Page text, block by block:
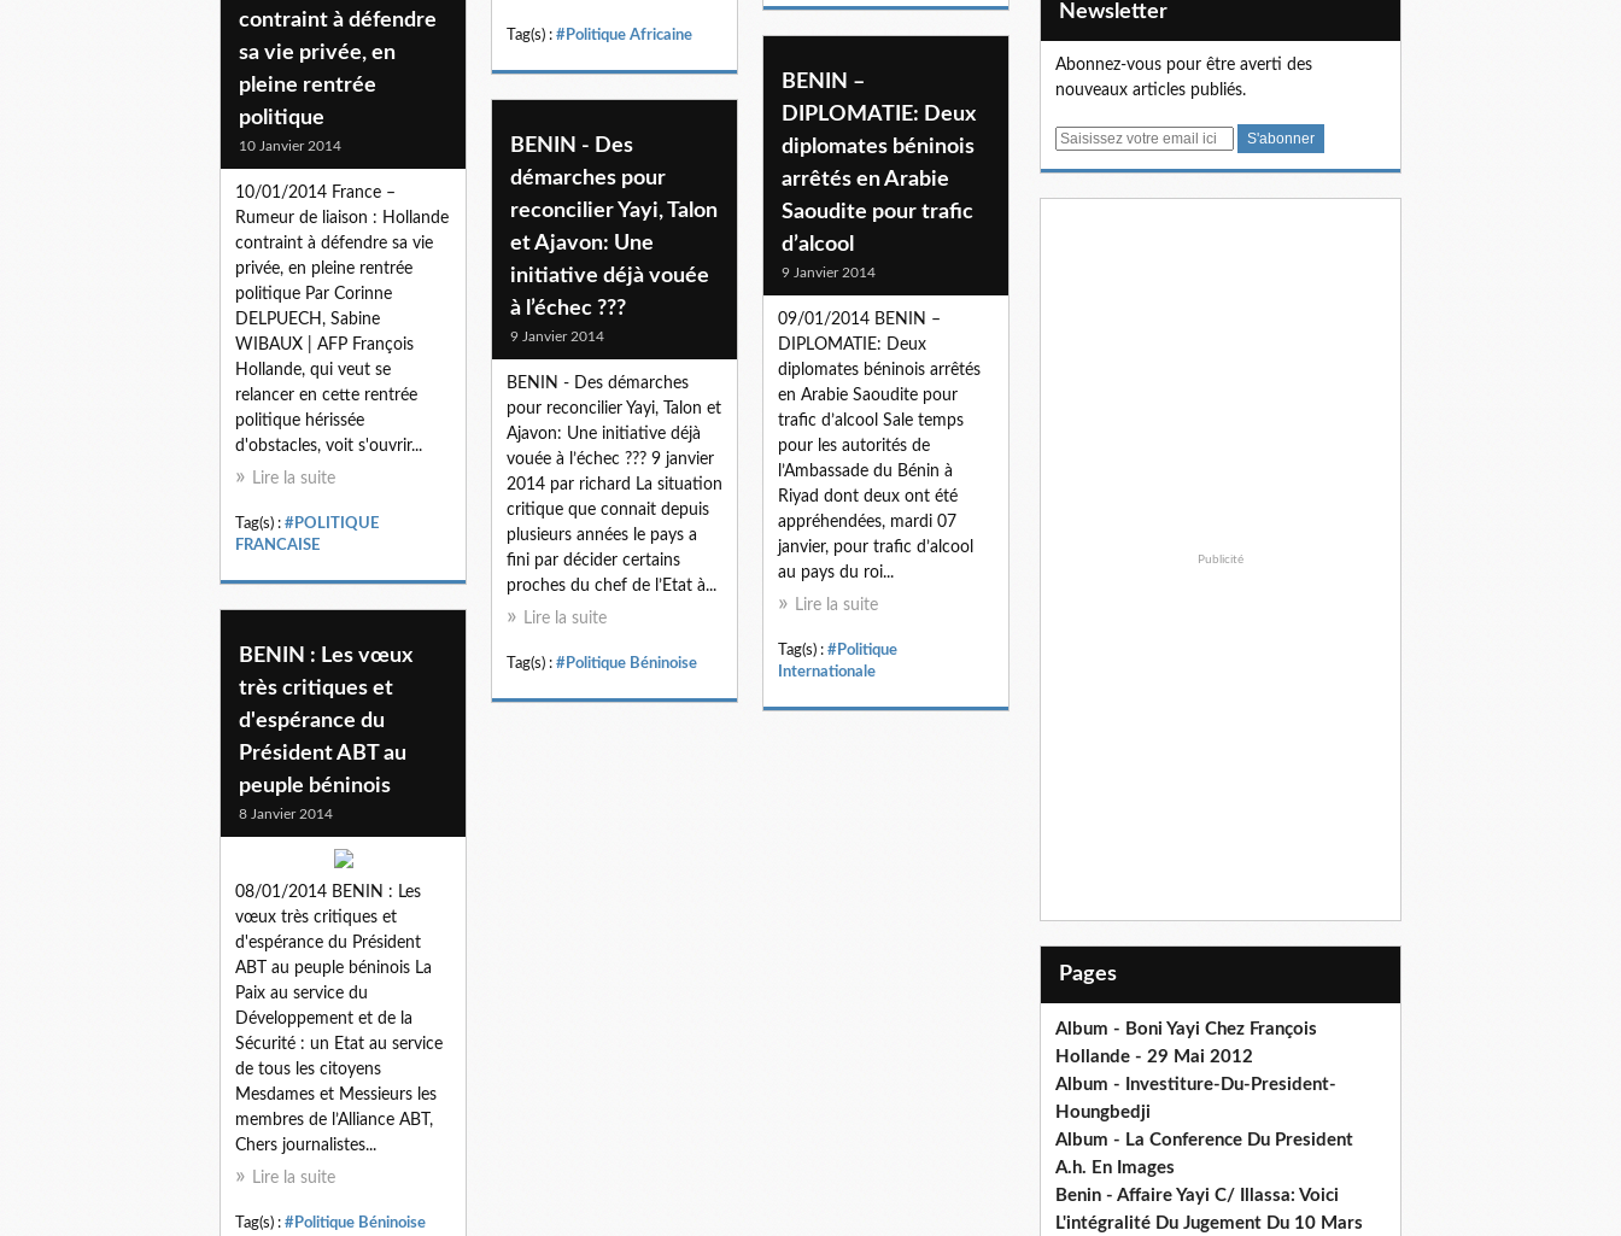
Tag(s) : #Politique Africaine
contraint à défendre
sa vie privée, en
pleine rentrée
politique
10 Janvier 2014
10/01/2014 France –
Rumeur de liaison : Hollande
contraint à défendre sa vie
privée, en pleine rentrée
politique Par Corinne
DELPUECH, Sabine
WIBAUX | AFP François
Hollande, qui veut se
relancer en cette rentrée
politique hérissée
d'obstacles, voit s'ouvrir...
Lire la suite
Tag(s) : #POLITIQUE
FRANCAISE
BENIN –
DIPLOMATIE: Deux
diplomates béninois
arrêtés en Arabie
Saoudite pour trafic
d’alcool
9 Janvier 2014
09/01/2014 BENIN –
DIPLOMATIE: Deux
diplomates béninois arrêtés
en Arabie Saoudite pour
trafic d’alcool Sale temps
pour les autorités de
l’Ambassade du Bénin à
Riyad dont deux ont été
appréhendées, mardi 07
janvier, pour trafic d’alcool
au pays du roi...
Lire la suite
Tag(s) : #Politique
Internationale
BENIN - Des
démarches pour
reconcilier Yayi, Talon
et Ajavon: Une
initiative déjà vouée
à l’échec ???
9 Janvier 2014
BENIN - Des démarches
pour reconcilier Yayi, Talon et
Ajavon: Une initiative déjà
vouée à l’échec ??? 9 janvier
2014 par richard La situation
critique que connait depuis
plusieurs années le pays a
fini par décider certains
proches du chef de l’Etat à...
Lire la suite
Tag(s) : #Politique Béninoise
BENIN : Les vœux
très critiques et
d'espérance du
Président ABT au
peuple béninois
8 Janvier 2014
08/01/2014 BENIN : Les
vœux très critiques et
d'espérance du Président
ABT au peuple béninois La
Paix au service du
Développement et de la
Sécurité : un Etat au service
de tous les citoyens
Mesdames et Messieurs les
membres de l’Alliance ABT,
Chers journalistes...
Lire la suite
Tag(s) : #Politique Béninoise
Newsletter
Abonnez-vous pour être averti des
nouveaux articles publiés.
E
Publicité
Pages
Album - Boni Yayi Chez François
Hollande - 29 Mai 2012
Album - Investiture-Du-President-
Houngbedji
Album - La Conference Du President
A.h. En Images
Benin - Affaire Yayi C/ Illassa: Voici
L'intégralité Du Jugement Du 10 Mars